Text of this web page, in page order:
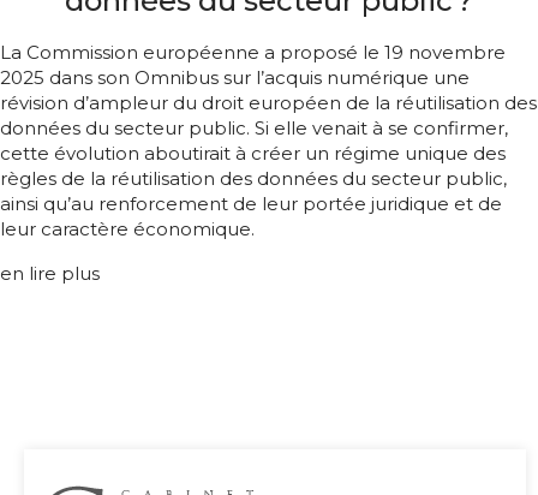
La Commission européenne a proposé le 19 novembre
2025 dans son Omnibus sur l’acquis numérique une
révision d’ampleur du droit européen de la réutilisation des
données du secteur public. Si elle venait à se confirmer,
cette évolution aboutirait à créer un régime unique des
règles de la réutilisation des données du secteur public,
ainsi qu’au renforcement de leur portée juridique et de
leur caractère économique.
en lire plus